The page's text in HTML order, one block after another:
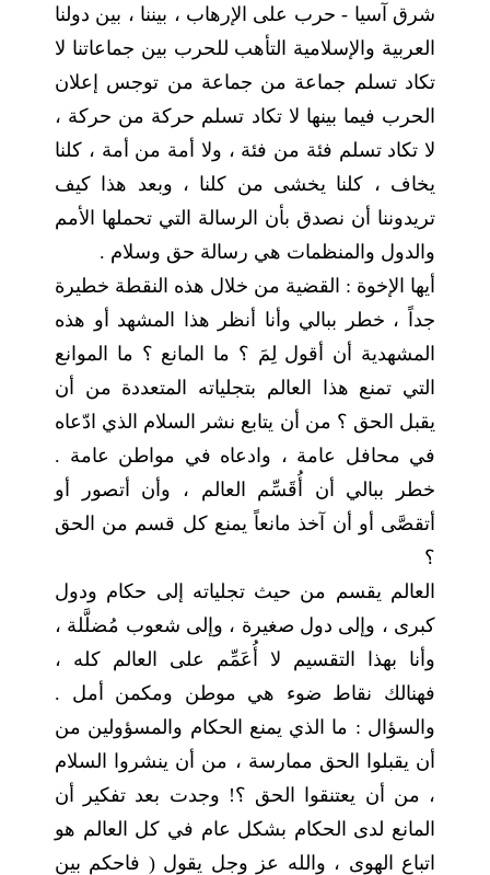
شرق آسيا - حرب على الإرهاب ، بيننا ، بين دولنا
العربية والإسلامية التأهب للحرب بين جماعاتنا لا
تكاد تسلم جماعة من جماعة من توجس إعلان
الحرب فيما بينها لا تكاد تسلم حركة من حركة ،
لا تكاد تسلم فئة من فئة ، ولا أمة من أمة ، كلنا
يخاف ، كلنا يخشى من كلنا ، وبعد هذا كيف
تريدوننا أن نصدق بأن الرسالة التي تحملها الأمم
والدول والمنظمات هي رسالة حق وسلام .
أيها الإخوة : القضية من خلال هذه النقطة خطيرة
جداً ، خطر ببالي وأنا أنظر هذا المشهد أو هذه
المشهدية أن أقول لِمَ ؟ ما المانع ؟ ما الموانع
التي تمنع هذا العالم بتجلياته المتعددة من أن
يقبل الحق ؟ من أن يتابع نشر السلام الذي ادّعاه
في محافل عامة ، وادعاه في مواطن عامة .
خطر ببالي أن أُقَسِّم العالم ، وأن أتصور أو
أتقصَّى أو أن آخذ مانعاً يمنع كل قسم من الحق
؟
العالم يقسم من حيث تجلياته إلى حكام ودول
كبرى ، وإلى دول صغيرة ، وإلى شعوب مُضلَّلة ،
وأنا بهذا التقسيم لا أُعَمِّم على العالم كله ،
فهنالك نقاط ضوء هي موطن ومكمن أمل .
والسؤال : ما الذي يمنع الحكام والمسؤولين من
أن يقبلوا الحق ممارسة ، من أن ينشروا السلام
، من أن يعتنقوا الحق ؟! وجدت بعد تفكير أن
المانع لدى الحكام بشكل عام في كل العالم هو
اتباع الهوى ، والله عز وجل يقول ( فاحكم بين